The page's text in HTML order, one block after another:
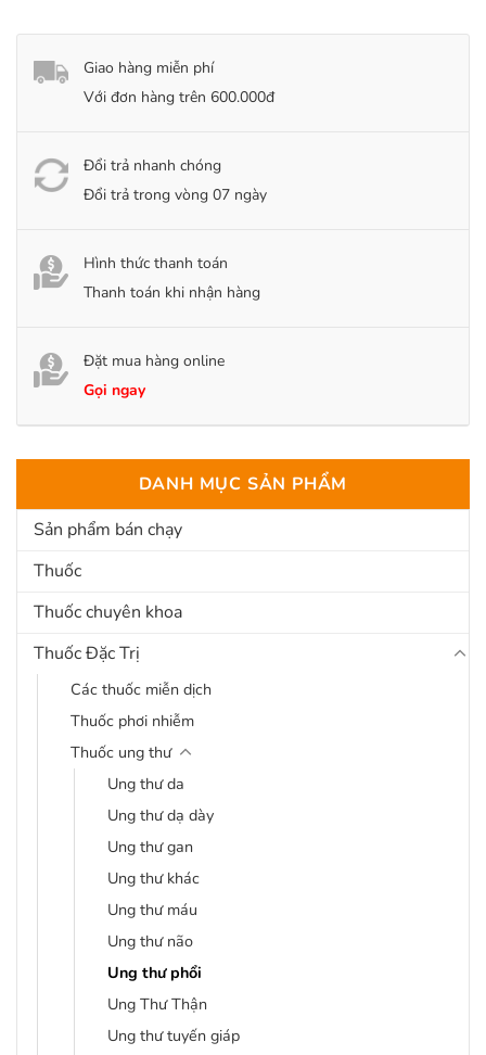
Giao hàng miễn phí
Với đơn hàng trên 600.000đ
Đổi trả nhanh chóng
Đổi trả trong vòng 07 ngày
Hình thức thanh toán
Thanh toán khi nhận hàng
Đặt mua hàng online
Gọi ngay
DANH MỤC SẢN PHẨM
Sản phẩm bán chạy
Thuốc
Thuốc chuyên khoa
Thuốc Đặc Trị
Các thuốc miễn dịch
Thuốc phơi nhiễm
Thuốc ung thư
Ung thư da
Ung thư dạ dày
Ung thư gan
Ung thư khác
Ung thư máu
Ung thư não
Ung thư phổi
Ung Thư Thận
Ung thư tuyến giáp